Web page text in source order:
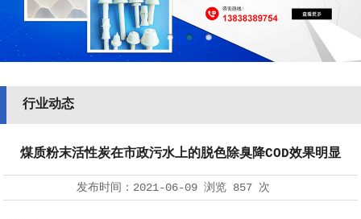
行业动态
煤质粉末活性炭在市政污水上的脱色除臭降COD效果明显
发布时间： 2021-06-09浏览 857 次